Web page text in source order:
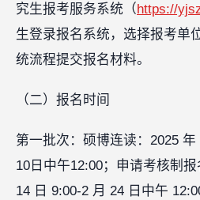
究生报考服务系统（https://
生登录报名系统，选择报考单
统流程提交报名材料。
（二）报名时间
第一批次：硕博连读：2025
10日中午12:00；申请考核制
14 日 9:00-2 月 24 日中午